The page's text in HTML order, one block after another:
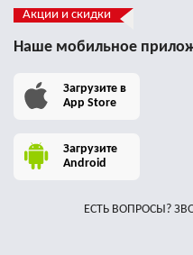
Акции и скидки
Наше мобильное
Загрузите в
App Store
Загрузите
Android
ЕСТЬ ВОПРОСЫ?